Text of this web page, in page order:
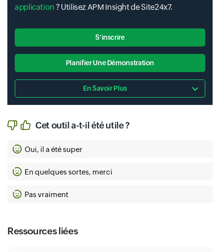
application ? Utilisez APM Insight de Site24x7.
S’inscrire
Planifier Une Démonstration
En Savoir Plus
Cet outil a-t-il été utile ?
Oui, il a été super
En quelques sortes, merci
Pas vraiment
Ressources liées